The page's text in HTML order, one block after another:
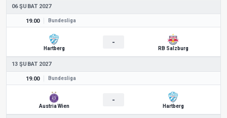
06 ŞUBAT 2027
19.00 Bundesliga
Hartberg
-
RB Salzburg
13 ŞUBAT 2027
19.00 Bundesliga
Austria Wien
-
Hartberg